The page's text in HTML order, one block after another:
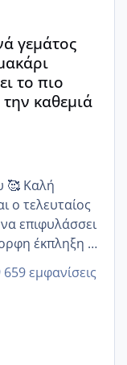
και ανεμελιά
γεμάτος
το πιο
καθεμιά
🥰 Καλή
ο τελευταίος
επιφυλάσσει
έκπληξη 🧿
659 εμφανίσεις